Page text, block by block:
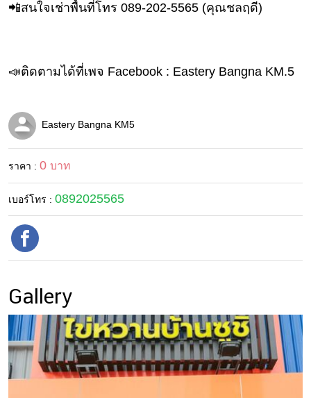
📲สนใจเช่าพื้นที่โทร 089-202-5565 (คุณชลฤดี)
📣ติดตามได้ที่เพจ Facebook : Eastery Bangna KM.5
Eastery Bangna KM5
ราคา : 0 บาท
เบอร์โทร : 0892025565
Gallery